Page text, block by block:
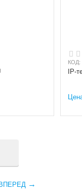
КОД:
IP-
ВПЕРЕД